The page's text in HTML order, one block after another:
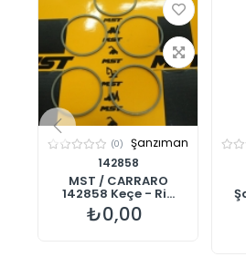
(0)
Şanzıman
142858
MST / CARRARO
142858 Keçe - Ri...
₺0,00